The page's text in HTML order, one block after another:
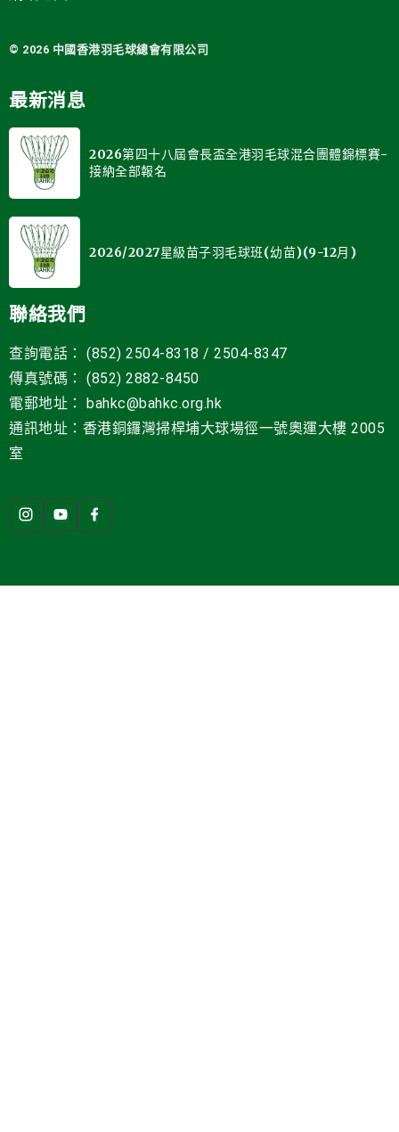
© 2026 中國 香港羽毛球總會有限公司
最新消息
2026第四十八屆會長盃全港羽毛球混合團體錦標賽-
接納全部報名
2026/2027星級苗子羽毛球班(幼苗)(9-12月)
聯絡我們
查詢電話： (852) 2504-8318 / 2504-8347
傳真號碼： (852) 2882-8450
電郵地址 ：
bahkc@bahkc.org.hk
通訊地址：香港銅鑼灣掃桿埔大球場徑一號奧運大樓 2005
室